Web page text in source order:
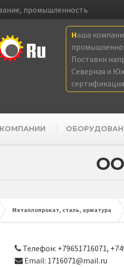
промышленность
Наша
Поставки
Северная и
КОМПАНИИ
Металлопрокат, сталь, арматура
Телефон: +79651716071,
Email: 1716071@mail.ru